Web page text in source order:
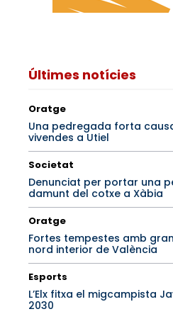
Últimes notícies
Oratge
Una pedregada forta
vivendes a Utiel
Societat
Denunciat per portar una
damunt del cotxe a Xàbia
Oratge
Fortes tempestes amb
nord interior de València
Esports
L’Elx fitxa el migcampista
2030